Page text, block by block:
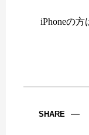
iPhoneの方
SHARE